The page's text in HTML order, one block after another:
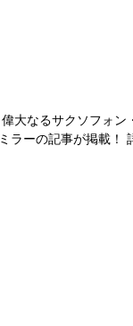
なるサクソフォン
ラーの記事が掲載！